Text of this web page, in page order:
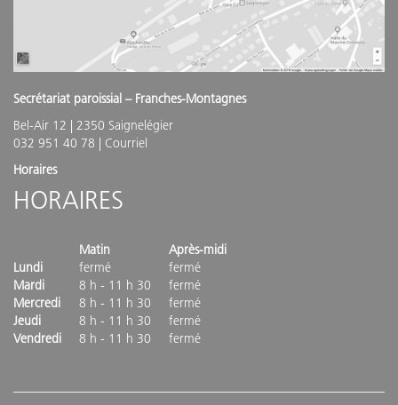
Secrétariat paroissial – Franches-Montagnes
Bel-Air 12 | 2350 Saignelégier
032 951 40 78 | Courriel
Horaires
HORAIRES
Matin
Après-midi
Lundi
fermé
fermé
Mardi
8 h - 11 h 30
fermé
Mercredi
8 h - 11 h 30
fermé
Jeudi
8 h - 11 h 30
fermé
Vendredi
8 h - 11 h 30 fermé